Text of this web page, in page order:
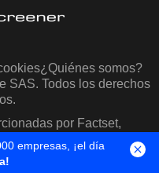
¿Quiénes somos?
SAS. Todos los derechos
por Factset,
Capital IQ
empresas, ¡el día